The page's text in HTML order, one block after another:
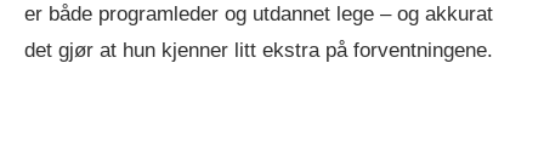
er både programleder og utdannet lege – og akkurat
det gjør at hun kjenner litt ekstra på forventningene.